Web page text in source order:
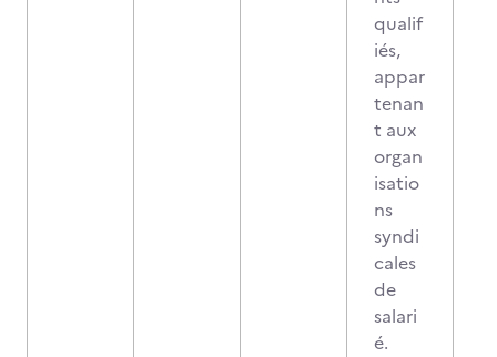
qualif
iés,
appar
tenan
t aux
organ
isatio
ns
syndi
cales
de
salari
é.